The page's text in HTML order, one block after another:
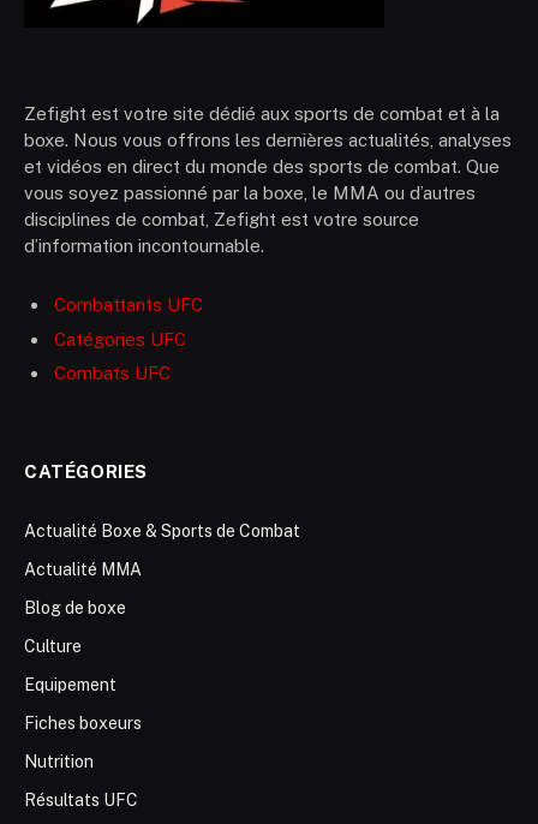
Zefight est votre site dédié aux sports de combat et à la
boxe. Nous vous offrons les dernières actualités, analyses
et vidéos en direct du monde des sports de combat. Que
vous soyez passionné par la boxe, le MMA ou d’autres
disciplines de combat, Zefight est votre source
d’information incontournable.
Combattants UFC
Catégories UFC
Combats UFC
CATÉGORIES
Actualité Boxe & Sports de Combat
Actualité MMA
Blog de boxe
Culture
Equipement
Fiches boxeurs
Nutrition
Résultats UFC